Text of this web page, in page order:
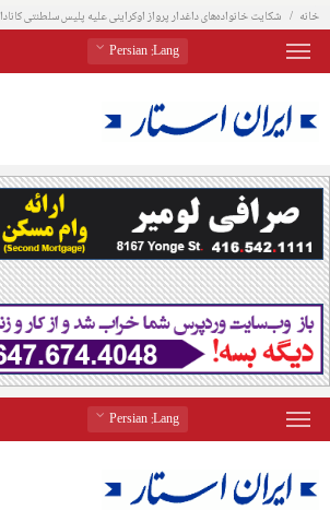
خانه شکایت خانواده‌های داغدار پرواز اوکراینی علیه پلیس سلطنتی
Lang
: Persian
Lang
: Persian